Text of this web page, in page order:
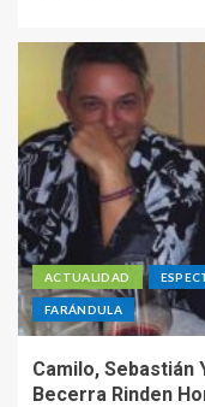
ACTUALIDAD
FARÁNDULA
Camilo, Sebastián
Becerra Rinden